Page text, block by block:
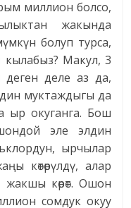
миллион болсо,
жакында
болуп турса,
Макул, 3
деле аз да,
муктаждыгы да
ыр окуганга. Бош
эле элдин
ырчылар
көтөрүлдү, алар
жакшы көрөт. Ошон
сомдук окуу